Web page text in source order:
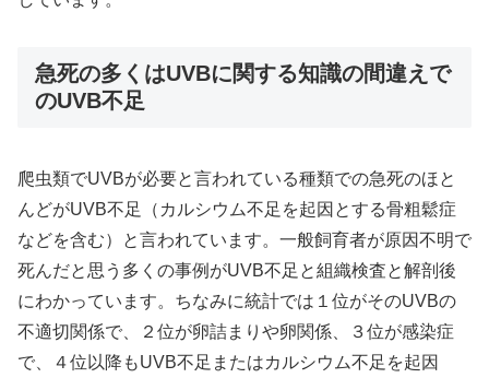
急死の多くはUVBに関する知識の間違えで
のUVB不足
爬虫類でUVBが必要と言われている種類での急死のほと
んどがUVB不足（カルシウム不足を起因とする骨粗鬆症
などを含む）と言われています。一般飼育者が原因不明で
死んだと思う多くの事例がUVB不足と組織検査と解剖後
にわかっています。ちなみに統計では１位がそのUVBの
不適切関係で、２位が卵詰まりや卵関係、３位が感染症
で、４位以降もUVB不足またはカルシウム不足を起因